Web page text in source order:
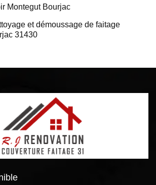
Montegut Bourjac
et démoussage de faitage
31430